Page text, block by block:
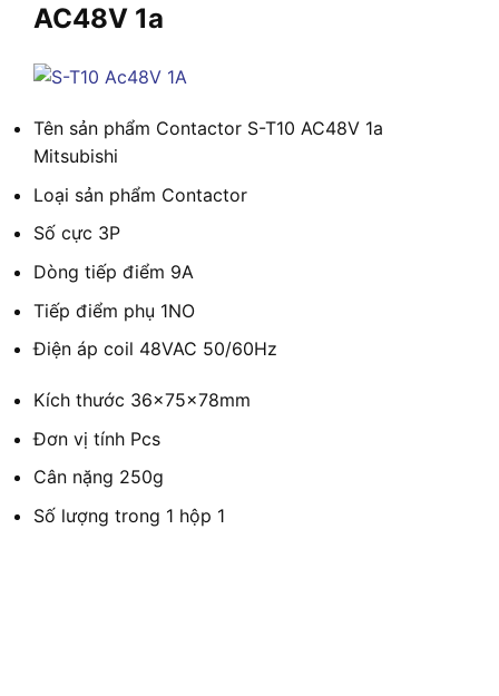
AC48V 1a
Tên sản phẩm Contactor S-T10 AC48V 1a
Mitsubishi
Loại sản phẩm Contactor
Số cực 3P
Dòng tiếp điểm 9A
Tiếp điểm phụ 1NO
Điện áp coil 48VAC 50/60Hz
Kích thước 36×75×78mm
Đơn vị tính Pcs
Cân nặng 250g
Số lượng trong 1 hộp 1